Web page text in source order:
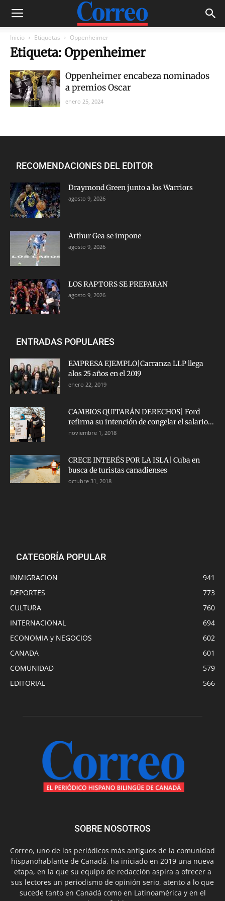
Inicio Etiquetas Oppenheimer
Etiqueta: Oppenheimer
Oppenheimer encabeza nominados
a premios Oscar
enero 25, 2024
RECOMENDACIONES DEL EDITOR
Draymond Green junto a los Warriors
agosto 9, 2026
Arthur Gea se impone
agosto 9, 2026
LOS RAPTORS SE PREPARAN
agosto 9, 2026
ENTRADAS POPULARES
EMPRESA EJEMPLO|Carranza LLP llega
alos 25 años en el 2019
enero 22, 2019
CAMBIOS QUITARÁN DERECHOS| Ford
refirma su intención de congelar el salario...
noviembre 1, 2018
CRECE INTERÉS POR LA ISLA| Cuba en
busca de turistas canadienses
octubre 31, 2018
CATEGORÍA POPULAR
INMIGRACION
941
DEPORTES
773
CULTURA
760
INTERNACIONAL
694
ECONOMIA y NEGOCIOS
602
CANADA
601
COMUNIDAD
579
EDITORIAL
566
SOBRE NOSOTROS
Correo, uno de los periódicos más antiguos de la comunidad
hispanohablante de Canadá, ha iniciado en 2019 una nueva
etapa, en la que su equipo de redacción aspira a ofrecer a
sus lectores un periodismo de opinión serio, atento a lo que
sucede tanto en Canadá como en Latinoamérica y en el